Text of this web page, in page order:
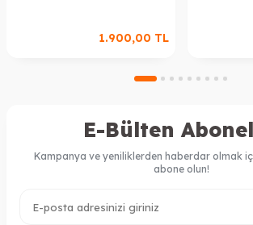
1.900,00 TL
E-Bülten
Kampanya ve yeniliklerden haberdar olmak
abone olun!